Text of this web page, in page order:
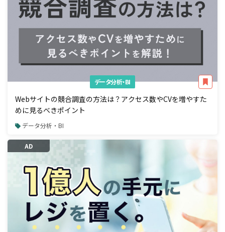
データ分析・BI
Webサイトの競合調査の方法は？アクセス数やCVを増やすた
めに見るべきポイント
データ分析・BI
AD